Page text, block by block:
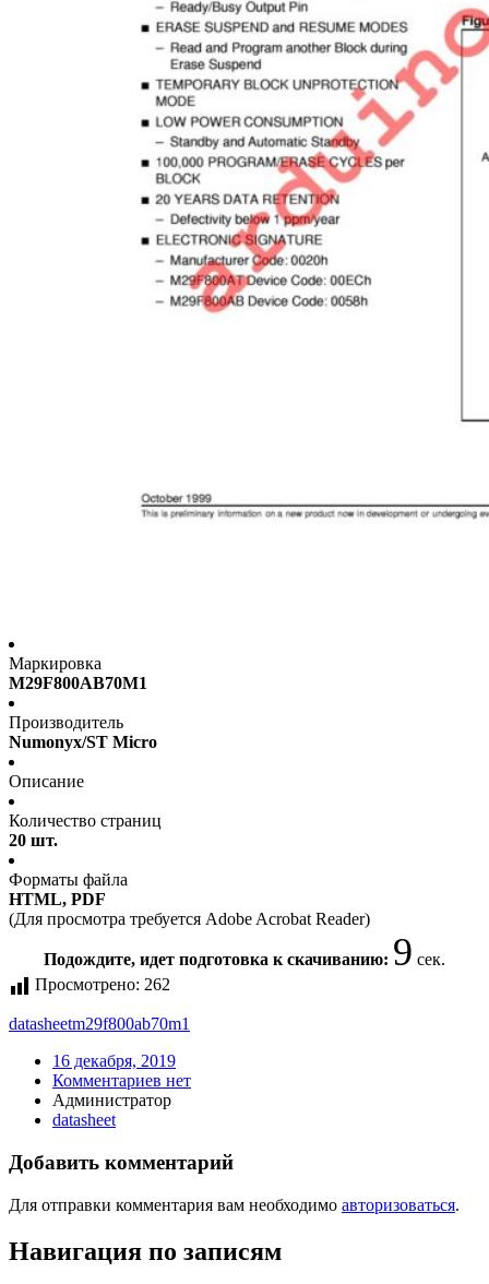
Маркировка
M29F800AB70M1
Производитель
Numonyx/ST Micro
Описание
Количество страниц
20 шт.
Форматы файла
HTML, PDF
(Для просмотра требуется Adobe Acrobat Reader)
Подождите, идет подготовка к скачиванию: 9 сек.
Просмотрено: 262
datasheetm29f800ab70m1
16 декабря, 2019
Комментариев нет
Администратор
datasheet
Добавить комментарий
Для отправки комментария вам необходимо авторизоваться.
Навигация по записям